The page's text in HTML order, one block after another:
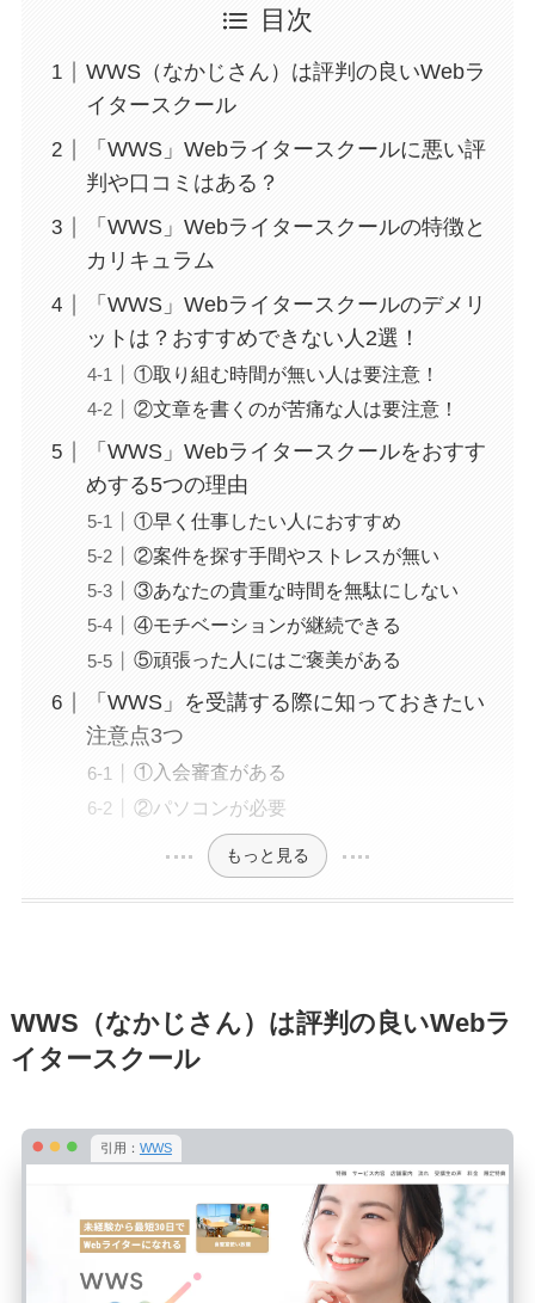
目次
WWS（なかじさん）は評判の良いWebラ
イタースクール
「WWS」Webライタースクールに悪い評
判や口コミはある？
「WWS」Webライタースクールの特徴と
カリキュラム
「WWS」Webライタースクールのデメリ
ットは？おすすめできない人2選！
①取り組む時間が無い人は要注意！
②文章を書くのが苦痛な人は要注意！
「WWS」Webライタースクールをおすす
めする5つの理由
①早く仕事したい人におすすめ
②案件を探す手間やストレスが無い
③あなたの貴重な時間を無駄にしない
④モチベーションが継続できる
⑤頑張った人にはご褒美がある
「WWS」を受講する際に知っておきたい
注意点3つ
①入会審査がある
②パソコンが必要
もっと見る
WWS（なかじさん）は評判の良いWebラ
イタースクール
引用： WWS